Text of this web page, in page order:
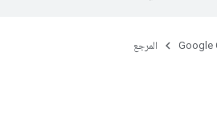
Google المرجع